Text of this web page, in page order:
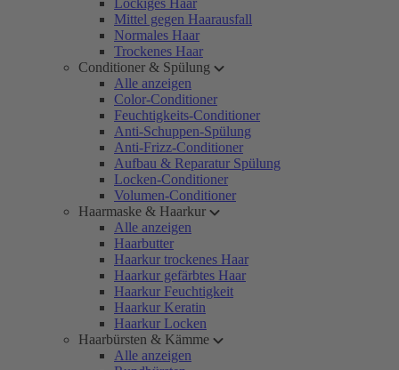
Lockiges Haar
Mittel gegen Haarausfall
Normales Haar
Trockenes Haar
Conditioner & Spülung
Alle anzeigen
Color-Conditioner
Feuchtigkeits-Conditioner
Anti-Schuppen-Spülung
Anti-Frizz-Conditioner
Aufbau & Reparatur Spülung
Locken-Conditioner
Volumen-Conditioner
Haarmaske & Haarkur
Alle anzeigen
Haarbutter
Haarkur trockenes Haar
Haarkur gefärbtes Haar
Haarkur Feuchtigkeit
Haarkur Keratin
Haarkur Locken
Haarbürsten & Kämme
Alle anzeigen